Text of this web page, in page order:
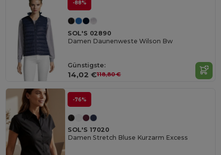
-88%
SOL'S 02890
Damen Daunenweste Wilson Bw
Günstigste:
14,02 €118,80 €
-76%
SOL'S 17020
Damen Stretch Bluse Kurzarm Excess